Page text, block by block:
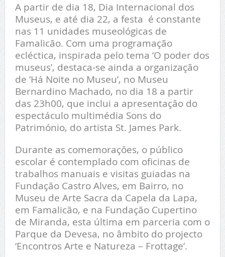
A partir de dia 18, Dia Internacional dos
Museus, e até dia 22, a festa é constante
nas 11 unidades museológicas de
Famalicão. Com uma programação
ecléctica, inspirada pelo tema ‘O poder dos
museus’, destaca-se ainda a organização
de ‘Há Noite no Museu’, no Museu
Bernardino Machado, no dia 18 a partir
das 23h00, que inclui a apresentação do
espectáculo multimédia Sons do
Património, do artista St. James Park.
Durante as comemorações, o público
escolar é contemplado com oficinas de
trabalhos manuais e visitas guiadas na
Fundação Castro Alves, em Bairro, no
Museu de Arte Sacra da Capela da Lapa,
em Famalicão, e na Fundação Cupertino
de Miranda, esta última em parceria com o
Parque da Devesa, no âmbito do projecto
‘Encontros Arte e Natureza – Frottage’.